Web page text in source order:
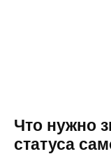
Что нужно
статуса